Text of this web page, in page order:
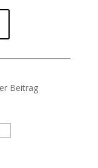
Beitrag